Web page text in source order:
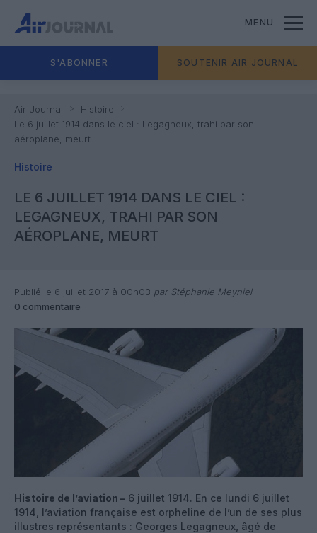
MENU
S'ABONNER SOUTENIR AIR JOURNAL
Air Journal
Histoire
Le 6 juillet 1914 dans le ciel : Legagneux, trahi par son
aéroplane, meurt
Histoire
LE 6 JUILLET 1914 DANS LE CIEL :
LEGAGNEUX, TRAHI PAR SON
AÉROPLANE, MEURT
Publié le 6 juillet 2017 à 00h03 par Stéphanie Meyniel
0 commentaire
Histoire de l’aviation – 6 juillet 1914. En ce lundi 6 juillet
1914, l’aviation française est orpheline de l’un de ses plus
illustres représentants : Georges Legagneux, âgé de